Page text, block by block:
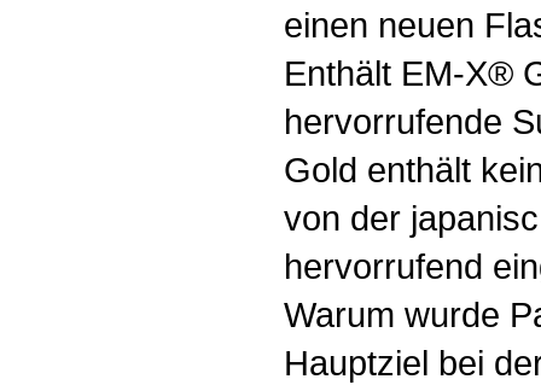
einen neuen
Enthält EM-X®
hervorrufende
Gold enthält
von der
hervorrufend
Warum wurde
Hauptziel bei